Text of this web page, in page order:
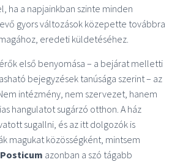
ha a napjainkban szinte minden
gyors változások közepette továbbra
eredeti küldetéséhez.
első benyomása – a bejárat melletti
bejegyzések tanúsága szerint – az
intézmény, nem szervezet, hanem
hangulatot sugárzó otthon. A ház
sugallni, és az itt dolgozók is
magukat közösségként, mintsem
Posticum azonban a szó tágabb